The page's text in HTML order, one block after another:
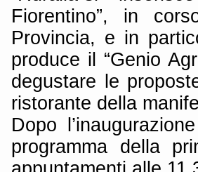
Fiorentino”, in
Provincia, e in
produce il “Genio
degustare le
ristorante della
Dopo
programma della